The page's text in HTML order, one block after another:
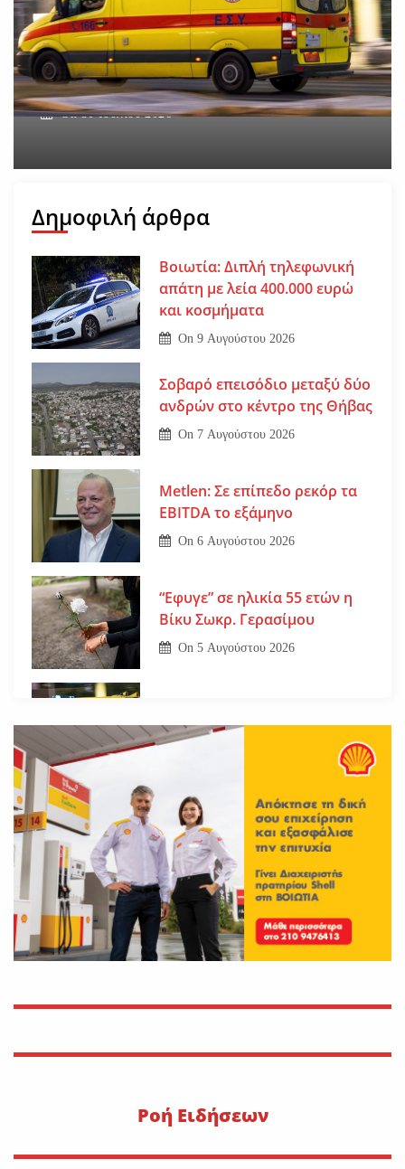
62χρονος – Επεσε από τη
σκαλωσιά
On30 Ιουλίου 2026
Δημοφιλή άρθρα
Βοιωτία: Διπλή τηλεφωνική
απάτη με λεία 400.000 ευρώ
και κοσμήματα
On9 Αυγούστου 2026
Σοβαρό επεισόδιο μεταξύ δύο
ανδρών στο κέντρο της Θήβας
On 7 Αυγούστου 2026
Metlen: Σε επίπεδο ρεκόρ τα
EBITDA το εξάμηνο
On6 Αυγούστου 2026
“Εφυγε” σε ηλικία 55 ετών η
Βίκυ Σωκρ. Γερασίμου
On5 Αυγούστου 2026
Επεσε από τη σκαλωσιά
Εφυγε από τη ζωή η μοναχή
Ευπραξία (Κουκουλούδη)
On30 Ιουλίου 2026
Νέο εργατικό δυστύχημα-
Νεκρός 59χρονος πατέρας
τριών παιδιών
30 Ιουλίου 1470: Ο Μωάμεθ ο
Β’ στη Λιβαδειά
Pοή Ειδήσεων